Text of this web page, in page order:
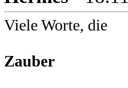
Viele Worte, die
Zauber